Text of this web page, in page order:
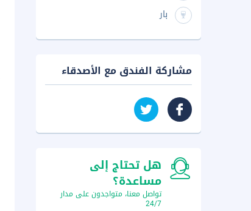
بار
مشاركة الفندق مع الأصدقاء
هل تحتاج إلى
مساعدة؟
تواصل معنا، متواجدون على مدار
24/7